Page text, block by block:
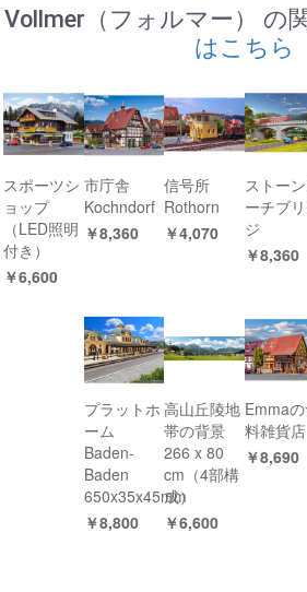
Vollmer（フォルマー） の
はこちら
スポーツシ
ョップ
（LED照明
付き）
￥6,600
市庁舎
Kochndorf
￥8,360
信号所
Rothorn
￥4,070
ストー
ーチブ
ジ
￥8,360
プラットホ
ーム
Baden-
Baden
650x35x45mm
￥8,800
高山丘陵地
帯の背景
266 x 80
cm（4部構
成）
￥6,600
Emma
料雑貨店
￥8,690